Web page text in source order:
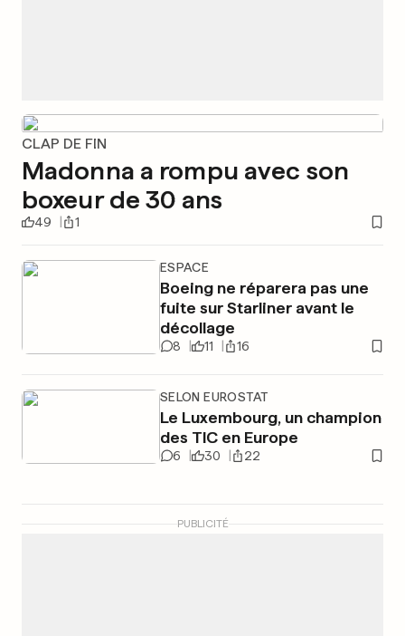
CLAP DE FIN
Madonna a rompu avec son
boxeur de 30 ans
49 1
ESPACE
Boeing ne réparera pas une
fuite sur Starliner avant le
décollage
8 11 16
SELON EUROSTAT
Le Luxembourg, un champion
des TIC en Europe
6 30 22
PUBLICITÉ